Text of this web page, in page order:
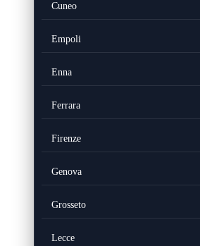
Cuneo
Empoli
Enna
Ferrara
Firenze
Genova
Grosseto
Lecce